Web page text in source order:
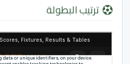
ترتيب البطولة